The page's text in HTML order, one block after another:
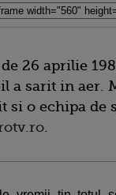
26 aprilie
a sarit in aer.
si o echipa de